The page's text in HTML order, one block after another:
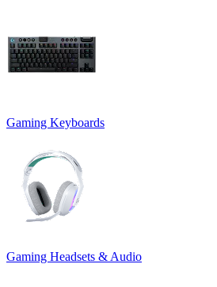
Gaming Keyboards
Gaming Headsets & Audio